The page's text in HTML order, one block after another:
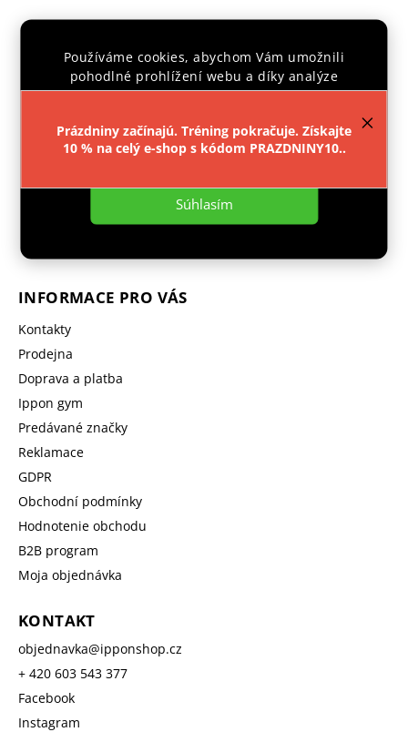
Používáme cookies, abychom Vám umožnili
pohodlné prohlížení webu a díky analýze
provozu webu neustále zlepšovali jeho funkce,
Nastavenie
Súhlasím
Prázdniny začínajú. Tréning pokračuje. Získajte
10 % na celý e-shop s kódom PRAZDNINY10..
FacebookInstagram
objednavka@ipponshop.cz
+ 420 603 543 377
INFORMACE PRO VÁS
Kontakty
Prodejna
Doprava a platba
Ippon gym
Predávané značky
Reklamace
GDPR
Obchodní podmínky
Hodnotenie obchodu
B2B program
Moja objednávka
KONTAKT
objednavka@ipponshop.cz
+ 420 603 543 377
Facebook
Instagram